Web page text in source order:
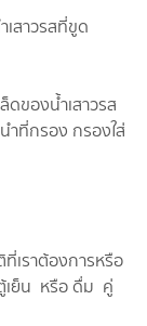
เสาวรส​ที่ขูด
ดของน้ำเสาวรส
นำที่กรอง กรองใส่
เราต้องการหรือ
ตู้เย็น หรือ ดื่ม คู่